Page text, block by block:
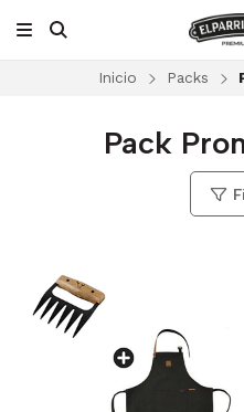
Inicio Packs
Pack